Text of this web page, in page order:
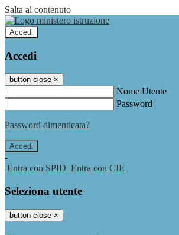
Salta al contenuto
Accedi
Accedi
button close ×
Nome Utente
Password
Password dimenticata?
-
Entra con SPID Entra con CIE
Seleziona utente
button close ×